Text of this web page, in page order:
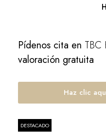
Pídenos cita en TBC
valoración gratuita
Haz clic
DESTACADO